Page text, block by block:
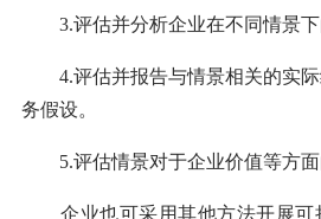
3.评估并分析企业在不同情景下
4.评估并报告与情景相关的实际
务假设。
5.评估情景对于企业价值等方面
企业也可采用其他方法开展可